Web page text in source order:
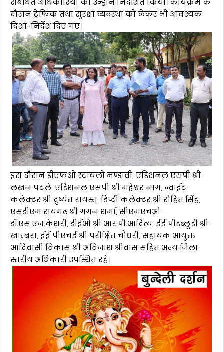
दौरान ट्रेफिक तथा सुरक्षा व्यवस्था को लेकर भी आवश्यक
दिशा-निर्देश दिए गए।
इस दौरान डीएफओ स्टायलो मण्डावी, एडिशनल एसपी श्री
लखन पटले, एडिशनल एसपी श्री महेश्वर नाग, ज्वाईंट
कलेक्टर श्री दुष्यंत रायस्त, डिप्टी कलेक्टर श्री रोहित सिंह,
एसडीएम रायगढ़ श्री गगन शर्मा, सीएमएचओ
डॉ.एस.एन.केशरी, डीईओ श्री आर.पी.आदित्य, ईई पीडब्लूडी श्री
खाम्बरा, ईई पीएचई श्री परीक्षित चौधरी, सहायक आयुक्त
आदिवासी विकास श्री अविनाश श्रीवास सहित अन्य जिला
स्तरीय अधिकारी उपस्थित रहे।